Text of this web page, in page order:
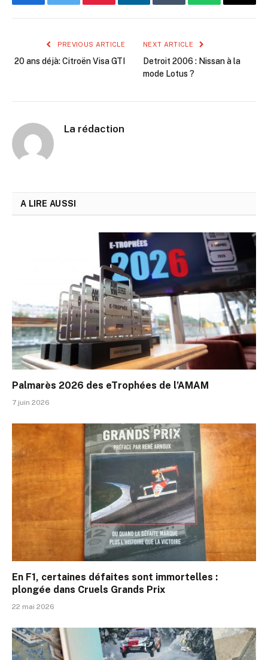
FacebookTwitter PinterestLinkedInTumblr WhatsAppEmail
PREVIOUS ARTICLE
20 ans déjà: Citroën Visa GTI
NEXT ARTICLE
Detroit 2006 : Nissan à la
mode Lotus ?
La rédaction
A LIRE AUSSI
Palmarès 2026 des eTrophées de l’AMAM
7 juin 2026
En F1, certaines défaites sont immortelles :
plongée dans Cruels Grands Prix
22 mai 2026